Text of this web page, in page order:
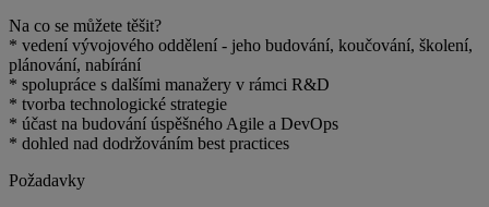
Na co se můžete těšit?
* vedení vývojového oddělení - jeho budování, koučování, školení,
plánování, nabírání
* spolupráce s dalšími manažery v rámci R&D
* tvorba technologické strategie
* účast na budování úspěšného Agile a DevOps
* dohled nad dodržováním best practices
Požadavky